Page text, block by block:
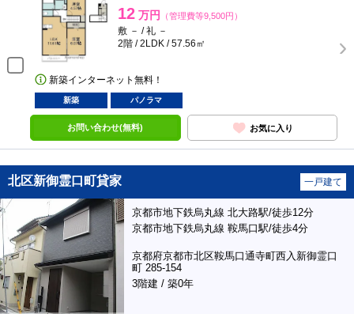
12 万円 （管理費等9,500円）
敷 － / 礼 －
2階 / 2LDK / 57.56㎡
新築インターネット無料！
新築 パノラマ
お問い合わせ(無料) お気に入り
北区新御霊口町貸家 一戸建て
京都市地下鉄烏丸線 北大路駅/徒歩12分
京都市地下鉄烏丸線 鞍馬口駅/徒歩4分
京都府京都市北区鞍馬口通寺町西入新御霊口
町 285-154
3階建 / 築0年